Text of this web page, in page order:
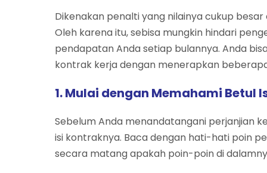
Dikenakan penalti yang nilainya cukup
Oleh karena itu, sebisa mungkin hindari
pendapatan Anda setiap bulannya. Anda
kontrak kerja dengan menerapkan
1. Mulai dengan Memahami Betul
Sebelum Anda menandatangani perjanjian
isi kontraknya. Baca dengan hati-hati poin
secara matang apakah poin-poin di